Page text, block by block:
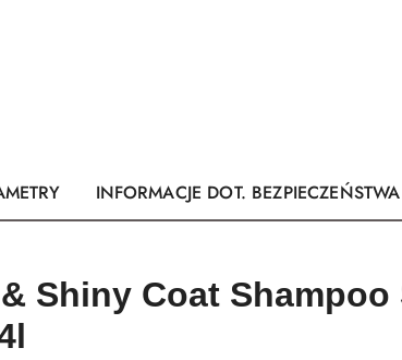
INFORMACJE DOT. BEZPIECZEŃSTWA
Shiny Coat